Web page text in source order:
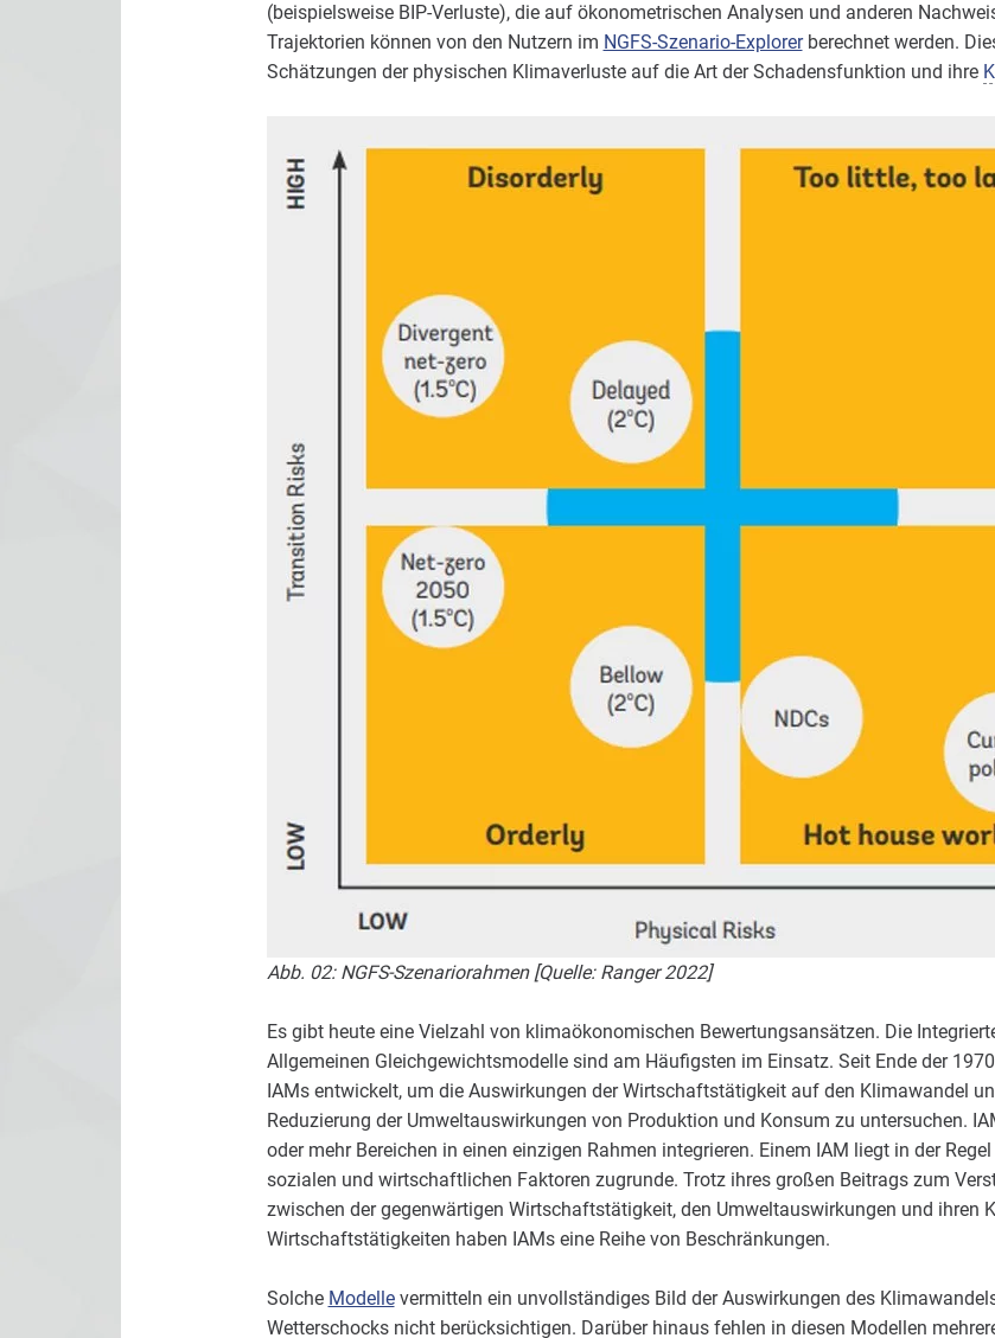
(beispielsweise BIP-Verluste), die auf ökonometrischen Analysen und anderen
Trajektorien können von den Nutzern im NGFS-Szenario-Explorerberechnet werden.
Schätzungen der physischen Klimaverluste auf die Art der Schadensfunktion und ihre
Abb. 02: NGFS-Szenariorahmen [Quelle: Ranger 2022]
Es gibt heute eine Vielzahl von klimaökonomischen Bewertungsansätzen. Die
Allgemeinen Gleichgewichtsmodelle sind am Häufigsten im Einsatz. Seit Ende der
IAMs entwickelt, um die Auswirkungen der Wirtschaftstätigkeit auf den Klimawandel
Reduzierung der Umweltauswirkungen von Produktion und Konsum zu untersuchen.
oder mehr Bereichen in einen einzigen Rahmen integrieren. Einem IAM liegt in der
sozialen und wirtschaftlichen Faktoren zugrunde. Trotz ihres großen Beitrags zum
zwischen der gegenwärtigen Wirtschaftstätigkeit, den Umweltauswirkungen und ihren
Wirtschaftstätigkeiten haben IAMs eine Reihe von Beschränkungen.
Solche Modellevermitteln ein unvollständiges Bild der Auswirkungen des
Wetterschocks nicht berücksichtigen. Darüber hinaus fehlen in diesen Modellen